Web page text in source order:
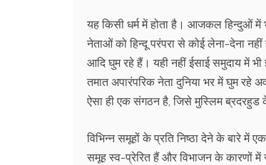
यह किसी धर्म में होता है। आजकल हिन्दुओं में
नेताओं को हिन्दू परंपरा से कोई लेना-देना
आदि घुम रहे हैं। यही नहीं ईसाई समुदाय में भी
तमात अपारंपरिक नेता दुनिया भर में घुम रहे
ऐसा ही एक संगठन है, जिसे मुस्लिम
विभिन्न समूहों के प्रति निष्ठा देने के बारे में
समूह स्व-प्रेरित हैं और विभाजन के कारणों